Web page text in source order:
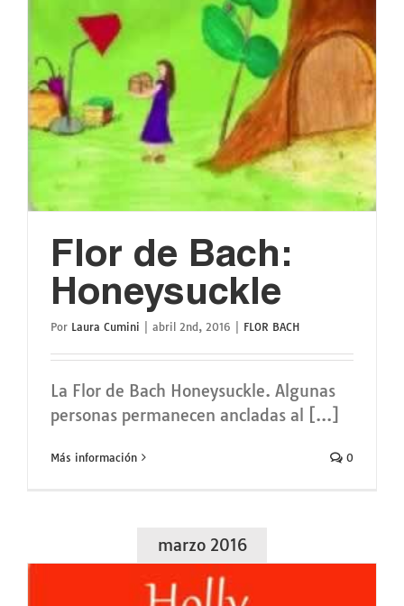
Flor de Bach:
Honeysuckle
Por Laura Cumini abril 2nd, 2016 FLOR BACH
La Flor de Bach Honeysuckle. Algunas
personas permanecen ancladas al [...]
Más información 0
marzo 2016